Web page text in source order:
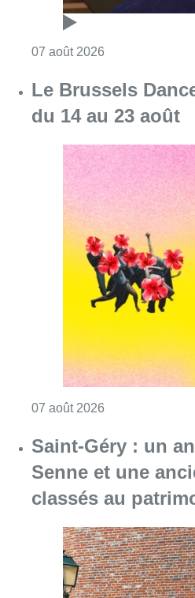
07 août 2026
Le Brussels
du 14 au 23 août
07 août 2026
Saint-Géry : un
Senne et une
classés au